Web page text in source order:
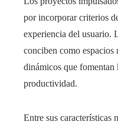
por incorporar criterios
experiencia del usuario.
conciben como
dinámicos que
productividad.
Entre sus características